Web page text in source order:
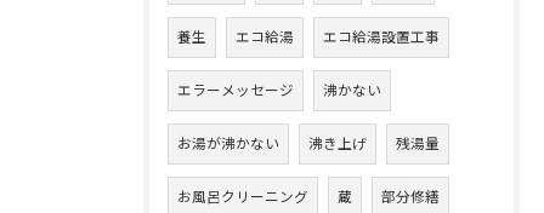
養生 エコ給湯 エコ給湯設置工事
エラーメッセージ 沸かない
お湯が沸かない 沸き上げ 残湯量
お風呂クリーニング 蔵 部分修繕